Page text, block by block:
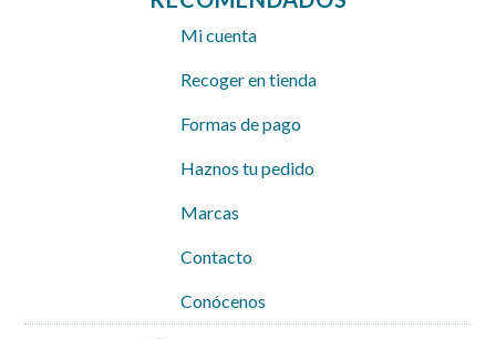
Mi cuenta
Recoger en tienda
Formas de pago
Haznos tu pedido
Marcas
Contacto
Conócenos